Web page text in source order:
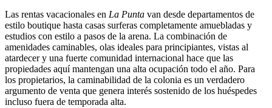
Las rentas vacacionales en La Punta van desde departamentos de
estilo boutique hasta casas surferas completamente amuebladas y
estudios con estilo a pasos de la arena. La combinación de
amenidades caminables, olas ideales para principiantes, vistas al
atardecer y una fuerte comunidad internacional hace que las
propiedades aquí mantengan una alta ocupación todo el año. Para
los propietarios, la caminabilidad de la colonia es un verdadero
argumento de venta que genera interés sostenido de los huéspedes
incluso fuera de temporada alta.